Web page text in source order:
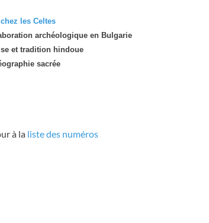
les Celtes
archéologique en Bulgarie
et tradition hindoue
sacrée
à la liste des numéros